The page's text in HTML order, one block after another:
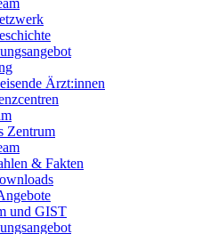
Ärzt:innen
Zentrum
& Fakten
und GIST